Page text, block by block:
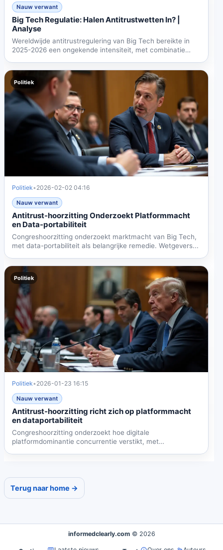
Nauw verwant
Big Tech Regulatie: Halen Antitrustwetten In? |
Analyse
Wereldwijde antitrustregulering van Big Tech bereikte in
2025-2026 een ongekende intensiteit, met combinatie
Politiek
Politiek• 2026-02-02 04:16
Nauw verwant
Antitrust-hoorzitting Onderzoekt Platformmacht
en Data-portabiliteit
Congreshoorzitting onderzoekt marktmacht van Big Tech,
met data-portabiliteit als belangrijke remedie. Wetgevers...
Politiek
Politiek• 2026-01-23 16:15
Nauw verwant
Antitrust-hoorzitting richt zich op platformmacht
en dataportabiliteit
Congreshoorzitting onderzoekt hoe digitale
platformdominantie concurrentie verstikt, met
Terug naar home →
informedclearly.com © 2026